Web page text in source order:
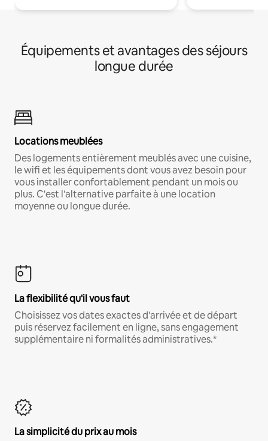
Équipements et avantages des séjours
longue durée
Locations meublées
Des logements entièrement meublés avec une cuisine,
le wifi et les équipements dont vous avez besoin pour
vous installer confortablement pendant un mois ou
plus. C'est l'alternative parfaite à une location
moyenne ou longue durée.
La flexibilité qu'il vous faut
Choisissez vos dates exactes d'arrivée et de départ
puis réservez facilement en ligne, sans engagement
supplémentaire ni formalités administratives.*
La simplicité du prix au mois